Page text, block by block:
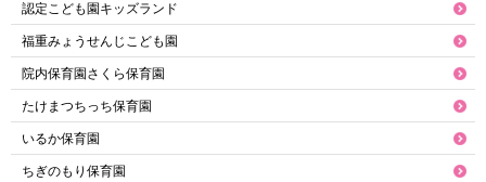
認定こども園キッズランド
福重みょうせんじこども園
院内保育園さくら保育園
たけまつちっち保育園
いるか保育園
ちぎのもり保育園